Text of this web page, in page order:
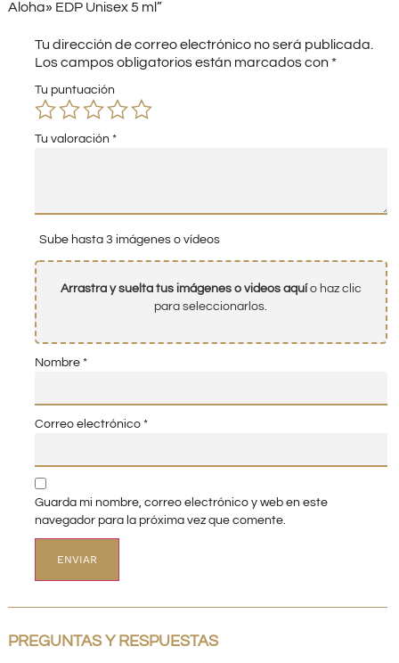
Aloha» EDP Unisex 5 ml”
Tu dirección de correo electrónico no será publicada.
Los campos obligatorios están marcados con *
Tu puntuación
Tu valoración *
Sube hasta 3 imágenes o vídeos
Arrastra y suelta tus imágenes o videos aquío haz clic
para seleccionarlos.
Nombre *
Correo electrónico *
Guarda mi nombre, correo electrónico y web en este
navegador para la próxima vez que comente.
PREGUNTAS Y RESPUESTAS